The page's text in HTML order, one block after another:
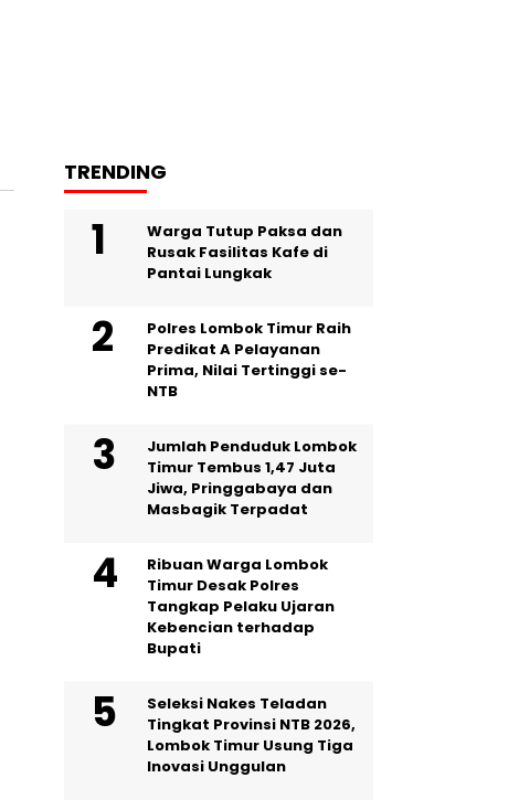
TRENDING
Warga Tutup Paksa dan
Rusak Fasilitas Kafe di
Pantai Lungkak
Polres Lombok Timur Raih
Predikat A Pelayanan
Prima, Nilai Tertinggi se-
NTB
Jumlah Penduduk Lombok
Timur Tembus 1,47 Juta
Jiwa, Pringgabaya dan
Masbagik Terpadat
Ribuan Warga Lombok
Timur Desak Polres
Tangkap Pelaku Ujaran
Kebencian terhadap
Bupati
Seleksi Nakes Teladan
Tingkat Provinsi NTB 2026,
Lombok Timur Usung Tiga
Inovasi Unggulan